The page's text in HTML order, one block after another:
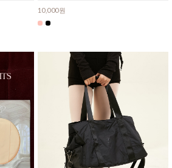
10,000원